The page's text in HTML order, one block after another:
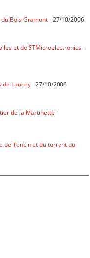
Bois Gramont- 27/10/2006
et de STMicroelectronics-
de Lancey- 27/10/2006
de la Martinette -
de Tencin et du torrent du